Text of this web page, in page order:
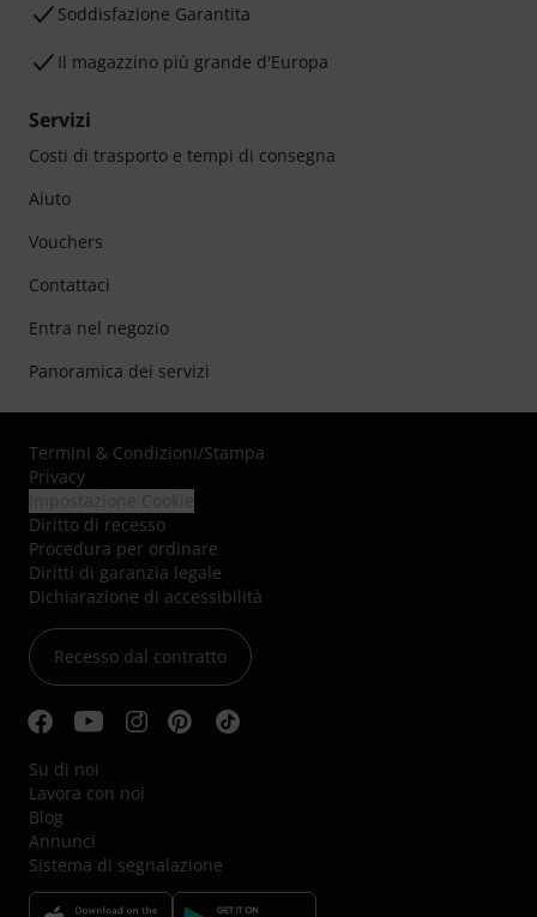
Soddisfazione Garantita
Il magazzino più grande d'Europa
Servizi
Costi di trasporto e tempi di consegna
Aiuto
Vouchers
Contattaci
Entra nel negozio
Panoramica dei servizi
Termini & Condizioni/Stampa
Privacy
Diritto di recesso
Procedura per ordinare
Diritti di garanzia legale
Dichiarazione di accessibilità
Recesso dal contratto
Su di noi
Lavora con noi
Blog
Annunci
Sistema di segnalazione